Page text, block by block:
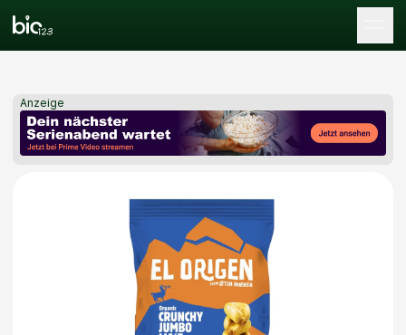
Anzeige